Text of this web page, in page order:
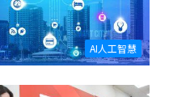
AI人工智慧